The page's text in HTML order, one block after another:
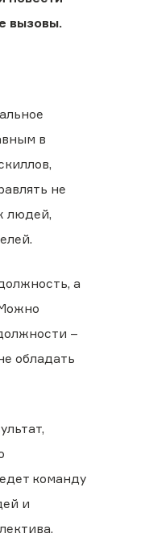
вызовы.
в
не
людей,
а
–
обладать
команду
и